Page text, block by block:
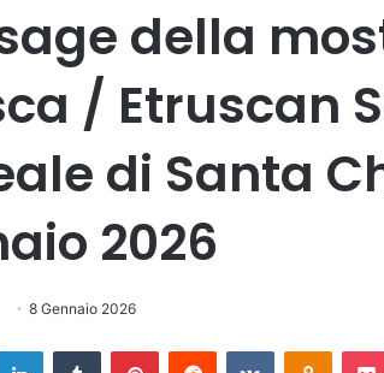
della
/ Etruscan
di Santa
2026
8 Gennaio 2026